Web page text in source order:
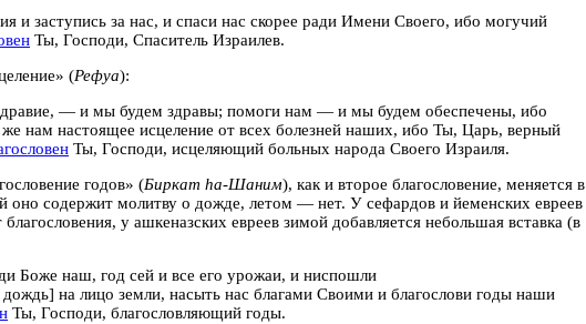
и заступись за нас, и спаси нас скорее ради Имени Своего, ибо могучий
Ты, Господи, Спаситель Израилев.
(Рефуа):
— и мы будем здравы; помоги нам — и мы будем обеспечены, ибо
нам настоящее исцеление от всех болезней наших, ибо Ты, Царь, верный
Ты, Господи, исцеляющий больных народа Своего Израиля.
годов» (Биркат hа-Шаним), как и второе благословение, меняется в
оно содержит молитву о дожде, летом — нет. У сефардов и йеменских евреев
у ашкеназских евреев зимой добавляется небольшая вставка (в
Боже наш, год сей и все его урожаи, и ниспошли
дождь] на лицо земли, насыть нас благами Своими и благослови годы наши
Ты, Господи, благословляющий годы.